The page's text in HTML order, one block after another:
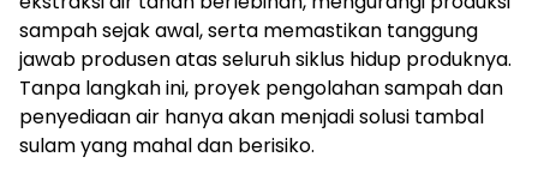
sampah sejak awal, serta memastikan tanggung
jawab produsen atas seluruh siklus hidup produknya.
Tanpa langkah ini, proyek pengolahan sampah dan
penyediaan air hanya akan menjadi solusi tambal
sulam yang mahal dan berisiko.